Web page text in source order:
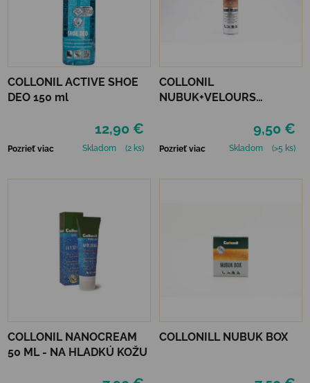
COLLONIL ACTIVE SHOE
DEO 150 ml
12,90 €
Pozrieť viac Skladom (2 ks)
COLLONIL
NUBUK+VELOURS
9,50 €
Pozrieť viac Skladom (>5 ks)
COLLONIL NANOCREAM
50 ML - NA HLADKÚ KOŽU
COLLONILL NUBUK BOX